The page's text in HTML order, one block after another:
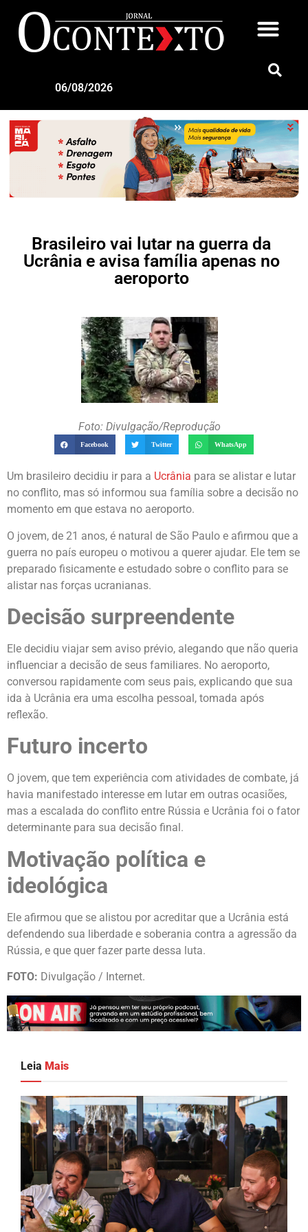
06/08/2026
Brasileiro vai lutar na guerra da
Ucrânia e avisa família apenas no
aeroporto
Foto: Divulgação/Reprodução
Facebook Twitter WhatsApp
Um brasileiro decidiu ir para a Ucrânia para se alistar e lutar
no conflito, mas só informou sua família sobre a decisão no
momento em que estava no aeroporto.
O jovem, de 21 anos, é natural de São Paulo e afirmou que a
guerra no país europeu o motivou a querer ajudar. Ele tem se
preparado fisicamente e estudado sobre o conflito para se
alistar nas forças ucranianas.
Decisão surpreendente
Ele decidiu viajar sem aviso prévio, alegando que não queria
influenciar a decisão de seus familiares. No aeroporto,
conversou rapidamente com seus pais, explicando que sua
ida à Ucrânia era uma escolha pessoal, tomada após
reflexão.
Futuro incerto
O jovem, que tem experiência com atividades de combate, já
havia manifestado interesse em lutar em outras ocasiões,
mas a escalada do conflito entre Rússia e Ucrânia foi o fator
determinante para sua decisão final.
Motivação política e
ideológica
Ele afirmou que se alistou por acreditar que a Ucrânia está
defendendo sua liberdade e soberania contra a agressão da
Rússia, e que quer fazer parte dessa luta.
FOTO: Divulgação / Internet.
Leia Mais